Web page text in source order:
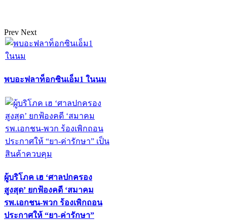
Prev Next
พบอะฟลาท็อกซินเอ็ม1 ในนม
ผู้บริโภค เฮ ‘ศาลปกครอง
สูงสุด’ ยกฟ้องคดี ‘สมาคม
รพ.เอกชน-พวก ร้องเพิกถอน
ประกาศให้ “ยา-ค่ารักษา”